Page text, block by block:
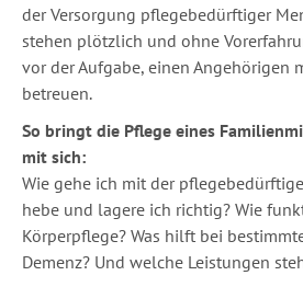
der Versorgung pflegebedürftiger
stehen plötzlich und ohne
vor der Aufgabe, einen Angehörigen
betreuen.
So bringt die Pflege eines
mit sich:
Wie gehe ich mit der
hebe und lagere ich richtig? Wie
Körperpflege? Was hilft bei
Demenz? Und welche Leistungen